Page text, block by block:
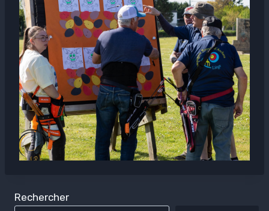
Rechercher